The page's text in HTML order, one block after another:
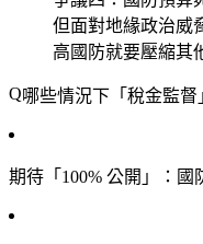
但面對地緣政治威
高國防就要壓縮其
哪些情況下「稅金監督
期待「100% 公開」 ：國